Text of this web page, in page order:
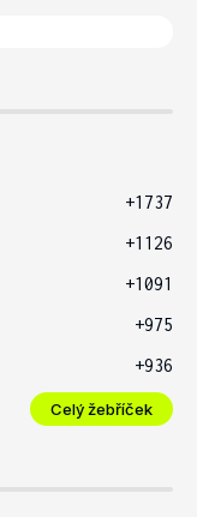
+1737
+1126
+1091
+975
+936
Celý žebříček